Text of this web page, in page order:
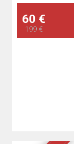
60 €
199 €